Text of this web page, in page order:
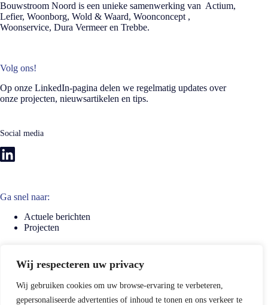
Wij respecteren uw privacy
Wij gebruiken cookies om uw browse-ervaring te verbeteren,
gepersonaliseerde advertenties of inhoud te tonen en ons verkeer te
Bouwstroom Noord is een unieke samenwerking van Actium,
Lefier, Woonborg, Wold & Waard, Woonconcept ,
Woonservice, Dura Vermeer en Trebbe.
Volg ons!
Op onze LinkedIn-pagina delen we regelmatig updates over
onze projecten, nieuwsartikelen en tips.
Social media
Ga snel naar:
Actuele berichten
Projecten
CONTACT